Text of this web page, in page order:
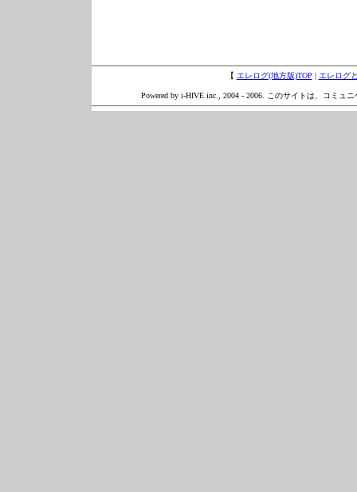
【 エレログ(地方版)TOP | エレログ
Powered by i-HIVE inc., 2004 - 2006. このサイトは、コミュ